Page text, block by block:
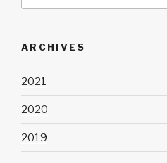
ARCHIVES
2021
2020
2019